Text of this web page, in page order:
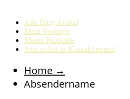
Alle Blog Artikel
Mein Vorträge
Meine Produkte
Jetzt sofort in Kontakt treten!
Home →
Absendername